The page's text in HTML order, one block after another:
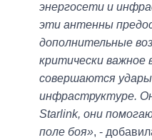
энергосети и
эти антенны
дополнительные
критически важное
совершаются удары
инфраструктуре.
Starlink, они
поле боя», -